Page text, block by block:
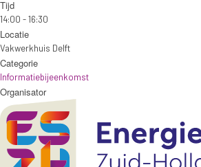
Tijd
14:00 - 16:30
Locatie
Vakwerkhuis Delft
Categorie
Informatiebijeenkomst
Organisator